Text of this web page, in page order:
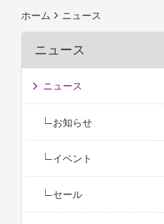
ホーム ニュース
ニュース
ニュース
お知らせ
イベント
セール